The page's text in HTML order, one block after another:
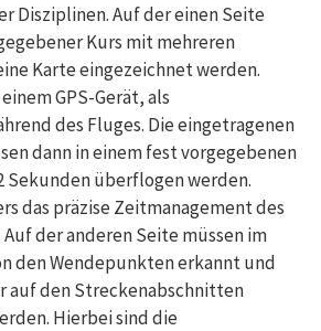
Disziplinen. Auf der einen Seite
Kurs mit mehreren
Karte eingezeichnet werden.
GPS-Gerät, als
des Fluges. Die eingetragenen
dann in einem fest vorgegebenen
Sekunden überflogen werden.
das präzise Zeitmanagement des
der anderen Seite müssen im
den Wendepunkten erkannt und
auf den Streckenabschnitten
Hierbei sind die